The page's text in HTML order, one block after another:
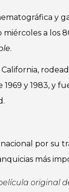
y
miércoles a los
.
1969 y 1983, y
por su
más
original